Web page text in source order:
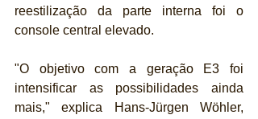
reestilização da parte interna foi o
console central elevado.
"O objetivo com a geração E3 foi
intensificar as possibilidades ainda
mais," explica Hans-Jürgen Wöhler,